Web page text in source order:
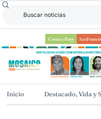
Inicio Destacado,Vida y